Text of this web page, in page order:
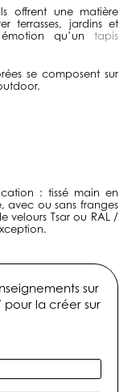
offrent une matière
terrasses, jardins et
qu’untapis
se composent sur
: tissé main en
avec ou sans franges
velours Tsar ou RAL /
sur
la créer sur